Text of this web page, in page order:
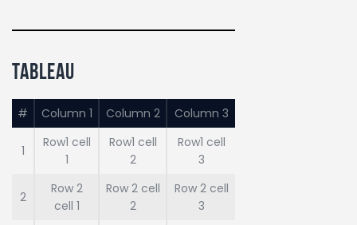
tableau
# Column 1 Column 2 Column 3
1
Row1 cell
1
Row1 cell
2
Row1 cell
3
2
Row 2
cell 1
Row 2 cell
2
Row 2 cell
3